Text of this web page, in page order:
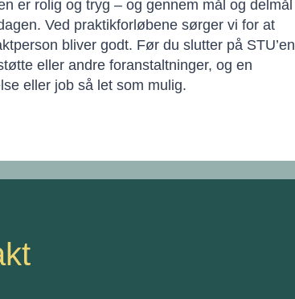
er rolig og tryg – og gennem mål og delmål
Ved praktikforløbene sørger vi for at
bliver godt. Før du slutter på STU’en
eller andre foranstaltninger, og en
eller job så let som mulig.